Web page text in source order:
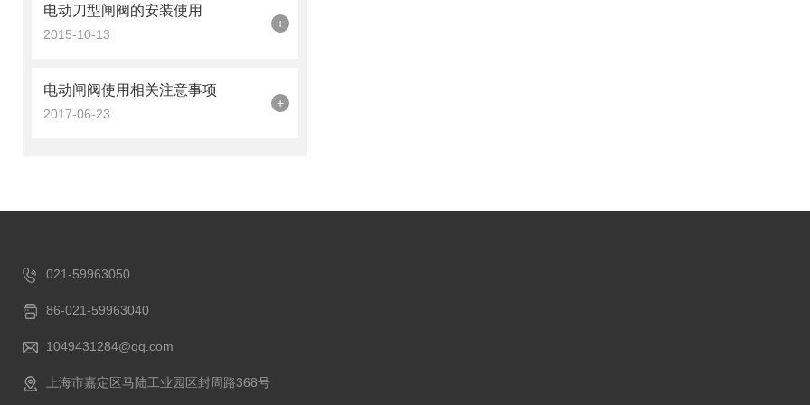
电动刀型闸阀的安装使用
2015-10-13
+
电动闸阀使用相关注意事项
2017-06-23
+
021-59963050
86-021-59963040
1049431284@qq.com
上海市嘉定区马陆工业园区封周路368号